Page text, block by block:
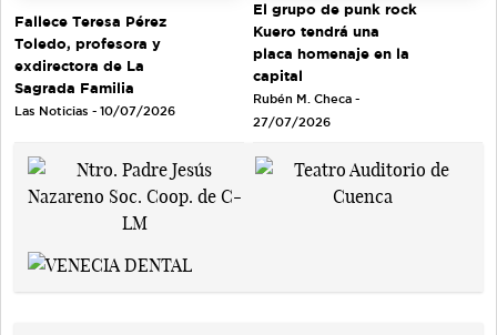
Fallece Teresa Pérez
Toledo, profesora y
exdirectora de La
Sagrada Familia
Las Noticias - 10/07/2026
El grupo de punk rock
Kuero tendrá una
placa homenaje en la
capital
Rubén M. Checa -
27/07/2026